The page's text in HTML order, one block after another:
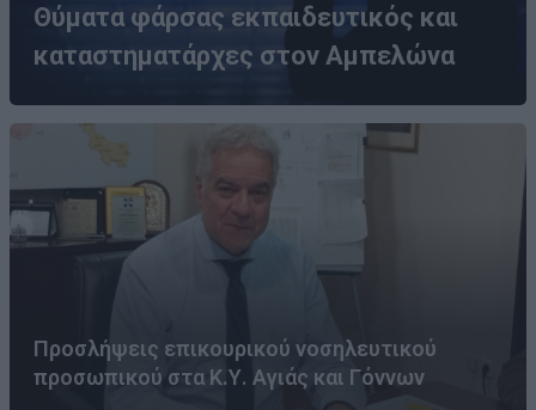
Θύματα φάρσας εκπαιδευτικός και
καταστηματάρχες στον Αμπελώνα
Προσλήψεις επικουρικού νοσηλευτικού
προσωπικού στα Κ.Υ. Αγιάς και Γόννων